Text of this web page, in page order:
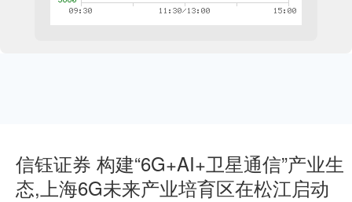
信钰证券 构建“6G+AI+卫星通信”产业生
态,上海6G未来产业培育区在松江启动